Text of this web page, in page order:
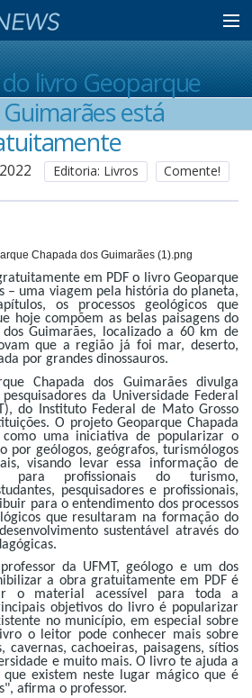
livro Geoparque
está
Editoria: Livros Comente!
em PDF o livro Geoparque
– uma viagem pela história do planeta,
os processos geológicos que
hoje compõem as belas paisagens do
Guimarães, localizado a 60 km de
que a região já foi mar, deserto,
por grandes dinossauros.
Chapada dos Guimarães divulga
da Universidade Federal
do Instituto Federal de Mato Grosso
O projeto Geoparque Chapada
como uma iniciativa de popularizar o
por geólogos, geógrafos, turismólogos
visando levar essa informação de
para profissionais do turismo,
pesquisadores e profissionais,
para o entendimento dos processos
que resultaram na formação do
sustentável através do
da UFMT, geólogo e um dos
a obra gratuitamente em PDF é
o material acessível para toda a
objetivos do livro é popularizar
no município, em especial sobre
o leitor pode conhecer mais sobre
cavernas, cachoeiras, paisagens, sítios
e muito mais. O livro te ajuda a
que existem neste lugar mágico que é
afirma o professor.